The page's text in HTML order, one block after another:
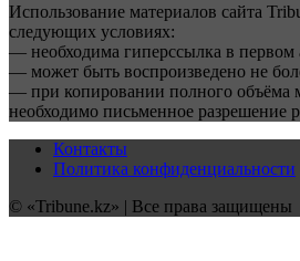
Использование материалов сайта
следующих условиях:
— необходима гиперссылка в первом
— может быть воспроизведено не
— при копировании полного объёма
необходимо письменное разрешение
Контакты
Политика конфиденциальности
© «Tribune.kz» | Все права защищены